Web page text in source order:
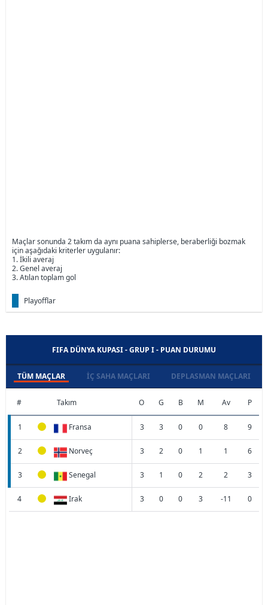
Maçlar sonunda 2 takım da aynı puana sahiplerse, beraberliği bozmak
için aşağıdaki kriterler uygulanır:
1. İkili averaj
2. Genel averaj
3. Atılan toplam gol
Playofflar
FIFA DÜNYA KUPASI - GRUP I - PUAN DURUMU
TÜM MAÇLAR İÇ SAHA MAÇLARI DEPLASMAN MAÇLARI
# Takım O G B M Av P
1 Fransa 3 3 0 0 8 9
2 Norveç 3 2 0 1 1 6
3 Senegal 3 1 0 2 2 3
4 Irak 3 0 0 3 -11 0